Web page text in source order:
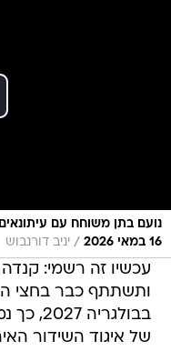
16 במאי 2026
/ יניב דורנבוש
עכשיו זה רשמי:
ותשתתף כבר בחצי